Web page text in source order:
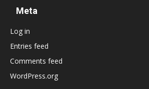
Meta
Log in
Entries feed
Comments feed
WordPress.org